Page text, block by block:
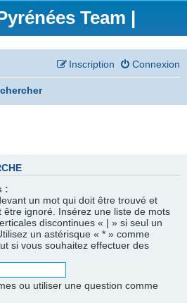
Team |
Connexion
Inscription
:
un mot qui doit être trouvé et
ignoré. Insérez une liste de mots
discontinues « | » si seul un
un astérisque « * » comme
si vous souhaitez effectuer des
ou utiliser une question comme